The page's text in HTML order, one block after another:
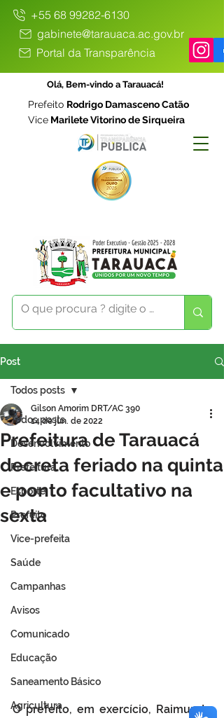
+55 68 99282-6130
gabinete@tarauaca.ac.gov.br
Portal da Transparência
Olá, Bem-vindo a Tarauacá!
Prefeito Rodrigo Damasceno Catão
Vice Marilete Vitorino de Sirqueira
Post
Todos posts
Desenvolvimento
Prefeitura
Esporte
Prefeito
Vice-prefeita
Saúde
Campanhas
Avisos
Comunicado
Educação
Saneamento Básico
Agricultura
Todos posts
Prefeitura de Tarauacá
decreta feriado na quinta
e ponto facultativo na
sexta
Gilson Amorim DRT/AC 390
14 de jun. de 2022
O prefeito, em exercício, Raimundo